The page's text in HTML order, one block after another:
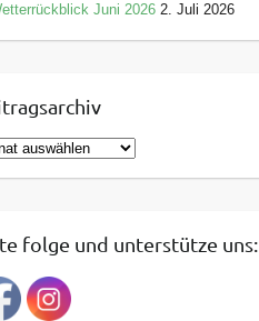
Juni 2026 2. Juli 2026
folge und unterstütze uns: